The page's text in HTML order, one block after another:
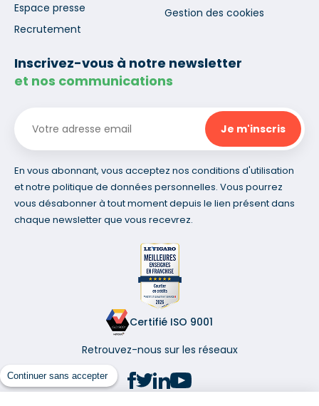
Continuer sans accepter
Espace presse
Recrutement
Gestion des cookies
Inscrivez-vous à notre newsletter
et nos communications
En vous abonnant, vous acceptez nos conditions d'utilisation
et notre politique de données personnelles. Vous pourrez
vous désabonner à tout moment depuis le lien présent dans
chaque newsletter que vous recevrez.
Certifié ISO 9001
Retrouvez-nous sur les réseaux